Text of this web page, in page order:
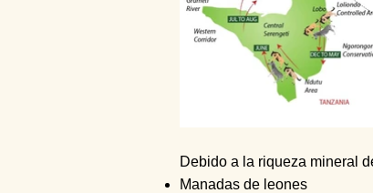
Debido a la riqueza mineral
Manadas de leones